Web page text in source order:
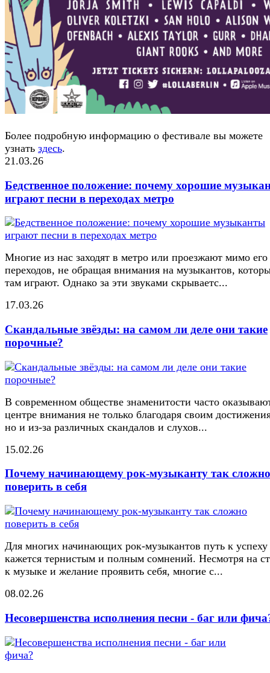
Более подробную информацию о фестивале вы можете
узнать здесь.
21.03.26
Бедственное положение: почему хорошие
играют песни в переходах метро
Многие из нас заходят в метро или проезжают мимо его
переходов, не обращая внимания на музыкантов,
там играют. Однако за эти звуками скрываетс...
17.03.26
Скандальные звёзды: на самом ли деле они такие
порочные?
В современном обществе знаменитости часто
центре внимания не только благодаря своим
но и из-за различных скандалов и слухов...
15.02.26
Почему начинающему рок-музыканту так сложно
поверить в себя
Для многих начинающих рок-музыкантов путь к успеху
кажется тернистым и полным сомнений. Несмотря на
к музыке и желание проявить себя, многие с...
08.02.26
Несовершенства исполнения песни - баг или